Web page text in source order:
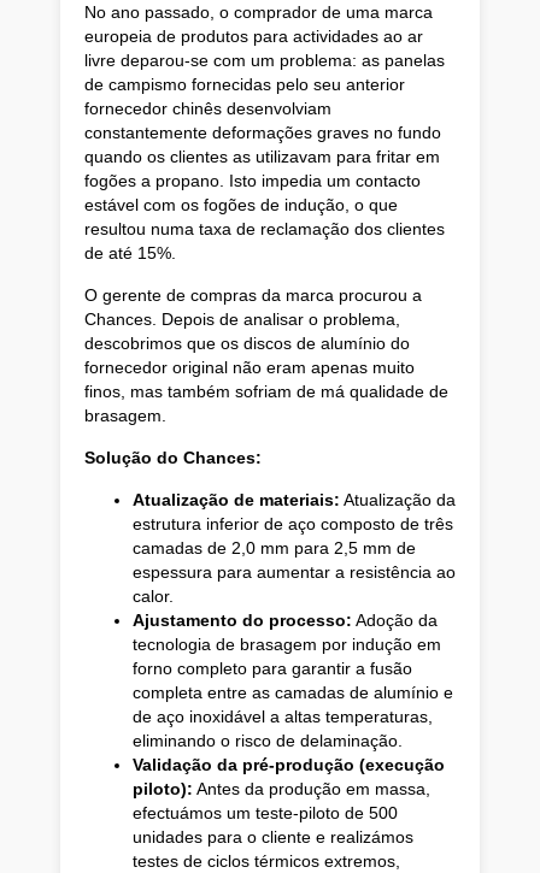
No ano passado, o comprador de uma marca
europeia de produtos para actividades ao ar
livre deparou-se com um problema: as panelas
de campismo fornecidas pelo seu anterior
fornecedor chinês desenvolviam
constantemente deformações graves no fundo
quando os clientes as utilizavam para fritar em
fogões a propano. Isto impedia um contacto
estável com os fogões de indução, o que
resultou numa taxa de reclamação dos clientes
de até 15%.
O gerente de compras da marca procurou a
Chances. Depois de analisar o problema,
descobrimos que os discos de alumínio do
fornecedor original não eram apenas muito
finos, mas também sofriam de má qualidade de
brasagem.
Solução do Chances:
Atualização de materiais: Atualização da
estrutura inferior de aço composto de três
camadas de 2,0 mm para 2,5 mm de
espessura para aumentar a resistência ao
calor.
Ajustamento do processo: Adoção da
tecnologia de brasagem por indução em
forno completo para garantir a fusão
completa entre as camadas de alumínio e
de aço inoxidável a altas temperaturas,
eliminando o risco de delaminação.
Validação da pré-produção (execução
piloto): Antes da produção em massa,
efectuámos um teste-piloto de 500
unidades para o cliente e realizámos
testes de ciclos térmicos extremos,